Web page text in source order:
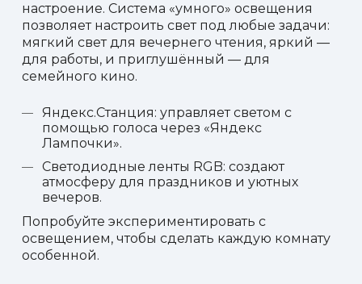
настроение. Система «умного» освещения
позволяет настроить свет под любые задачи:
мягкий свет для вечернего чтения, яркий —
для работы, и приглушённый — для
семейного кино.
Яндекс.Станция: управляет светом с
помощью голоса через «Яндекс
Лампочки».
Светодиодные ленты RGB: создают
атмосферу для праздников и уютных
вечеров.
Попробуйте экспериментировать с
освещением, чтобы сделать каждую комнату
особенной.